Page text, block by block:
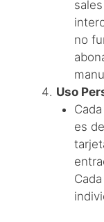
no
Uso
es